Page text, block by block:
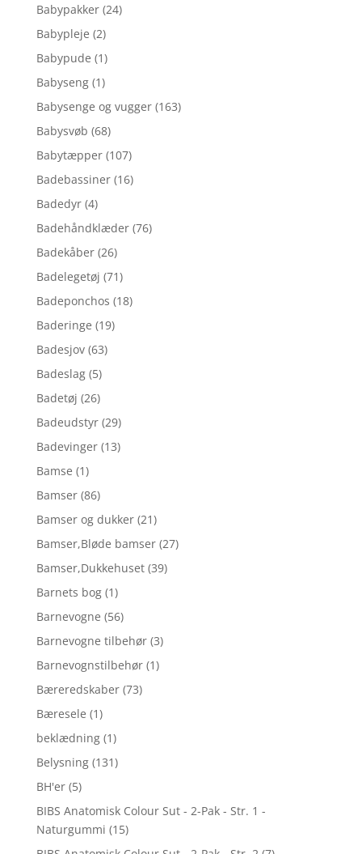
Babypakker (24)
Babypleje (2)
Babypude (1)
Babyseng (1)
Babysenge og vugger (163)
Babysvøb (68)
Babytæpper (107)
Badebassiner (16)
Badedyr (4)
Badehåndklæder (76)
Badekåber (26)
Badelegetøj (71)
Badeponchos (18)
Baderinge (19)
Badesjov (63)
Badeslag (5)
Badetøj (26)
Badeudstyr (29)
Badevinger (13)
Bamse (1)
Bamser (86)
Bamser og dukker (21)
Bamser,Bløde bamser (27)
Bamser,Dukkehuset (39)
Barnets bog (1)
Barnevogne (56)
Barnevogne tilbehør (3)
Barnevognstilbehør (1)
Bæreredskaber (73)
Bæresele (1)
beklædning (1)
Belysning (131)
BH'er (5)
BIBS Anatomisk Colour Sut - 2-Pak - Str. 1 -
Naturgummi (15)